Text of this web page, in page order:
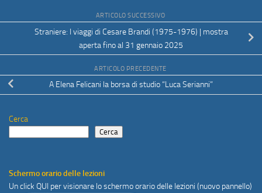
ARTICOLO SUCCESSIVO
Straniere: I viaggi di Cesare Brandi (1975-1976) | mostra
aperta fino al 31 gennaio 2025
ARTICOLO PRECEDENTE
A Elena Felicani la borsa di studio “Luca Serianni”
Cerca
Cerca
Schermo orario delle lezioni
Un click QUI per visionare lo schermo orario delle lezioni (nuovo pannello)